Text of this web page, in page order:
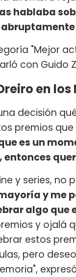
hablaba
"Mejor
con
en
decisión
premios
es un
y series, no
y me
algo que
y ojalá
estos
pero